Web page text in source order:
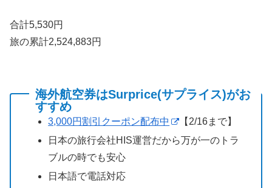
合計5,530円
旅の累計2,524,883円
海外航空券はSurprice(サプライス)がお
すすめ
3,000円割引クーポン配布中
【2/16まで】
日本の旅行会社HIS運営だから万が一のトラ
ブルの時でも安心
日本語で電話対応